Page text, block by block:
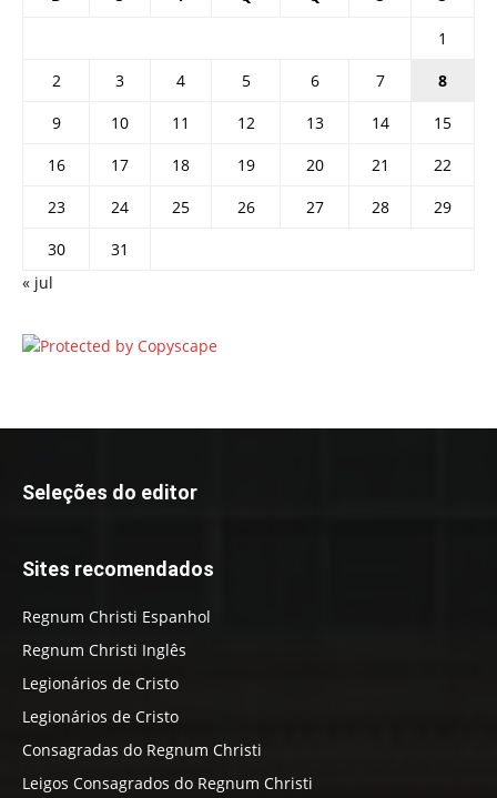
1
2
3 4 5 6 7
8
9
10 11 12 13 14
15
16
17 18 19 20 21
22
23
24 25 26 27 28
29
30
31
« jul
Seleções do editor
Sites recomendados
Regnum Christi Espanhol
Regnum Christi Inglês
Legionários de Cristo
Legionários de Cristo
Consagradas do Regnum Christi
Leigos Consagrados do Regnum Christi